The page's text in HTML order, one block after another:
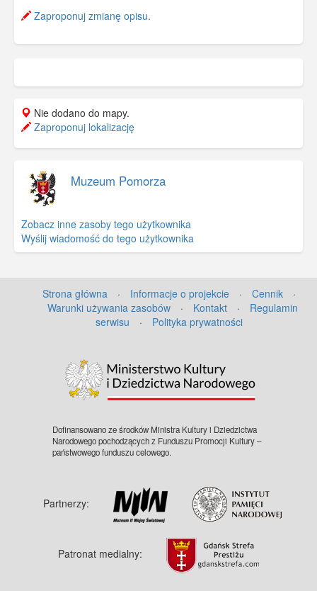
Zaproponuj zmianę opisu.
Nie dodano do mapy.
Zaproponuj lokalizację
Muzeum Pomorza
Zobacz inne zasoby tego użytkownika
Wyślij wiadomość do tego użytkownika
Strona główna · Informacje o projekcie · Cennik
·
Warunki używania zasobów
· Kontakt ·
Regulamin
serwisu
· Polityka prywatności
Dofinansowano ze środków Ministra Kultury i Dziedzictwa
Narodowego pochodzących z Funduszu Promocji Kultury –
państwowego funduszu celowego.
Partnerzy:
Patronat medialny: